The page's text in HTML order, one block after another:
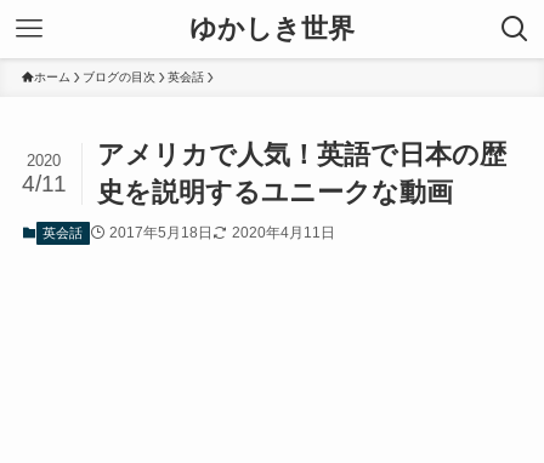
ゆかしき世界
ホーム ブログの目次 英会話
アメリカで人気！英語で日本の歴
史を説明するユニークな動画
2020
4/11
英会話 2017年5月18日 2020年4月11日